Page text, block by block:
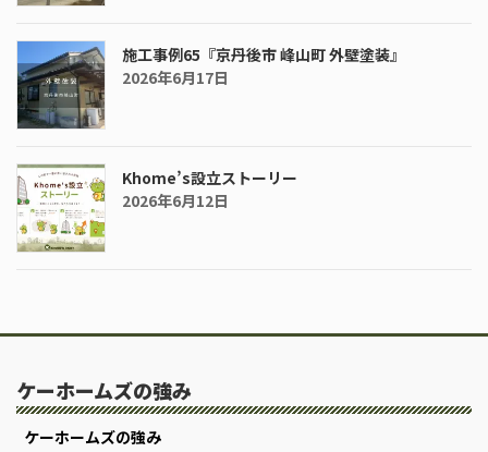
施工事例65『京丹後市 峰山町 外壁塗装』
2026年6月17日
Khome’s設立ストーリー
2026年6月12日
ケーホームズの強み
ケーホームズの強み